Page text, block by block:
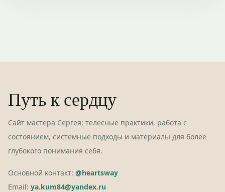
Путь к сердцу
Сайт мастера Сергея: телесные практики, работа с
состоянием, системные подходы и материалы для более
глубокого понимания себя.
Основной контакт: @heartsway
Email: ya.kum84@yandex.ru